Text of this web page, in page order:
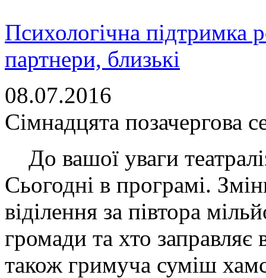
Психологічна підтримка
партнери, близькі
08.07.2016
Сімнадцята позачергова
До вашої уваги
Сьогодні в програмі.
віділення за півтора
громади та хто
також гримуча суміш